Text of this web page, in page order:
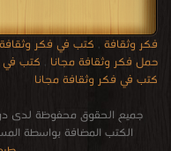
فكر وثقافة , كتب في فكر
حمل فكر وثقافة مجانا , كتب في
كتب في فكر وثقافة مجانا
جميع الحقوق محفوظة لدى
الكتب المضافة بواسطة